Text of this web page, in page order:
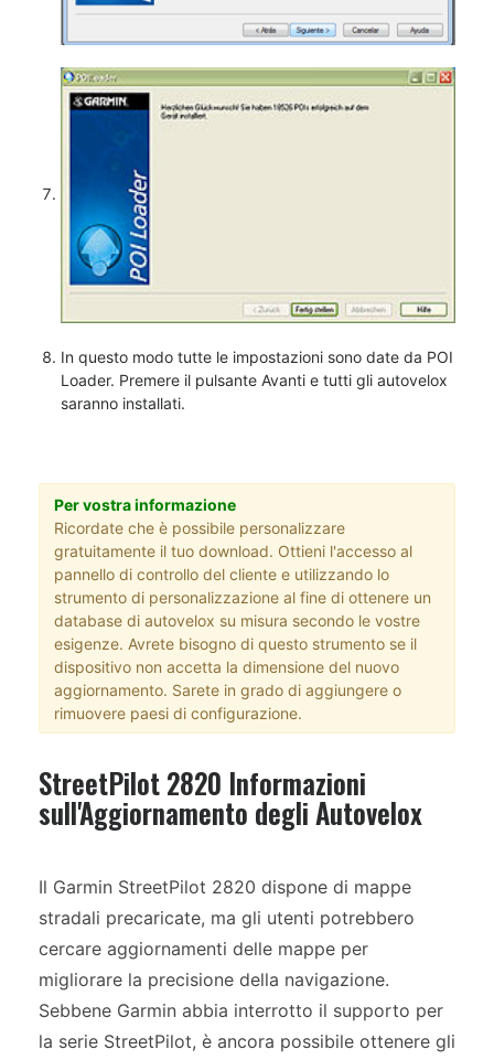
In questo modo tutte le impostazioni sono date da POI
Loader. Premere il pulsante Avanti e tutti gli autovelox
saranno installati.
Per vostra informazione
Ricordate che è possibile personalizzare
gratuitamente il tuo download. Ottieni l'accesso al
pannello di controllo del cliente e utilizzando lo
strumento di personalizzazione al fine di ottenere un
database di autovelox su misura secondo le vostre
esigenze. Avrete bisogno di questo strumento se il
dispositivo non accetta la dimensione del nuovo
aggiornamento. Sarete in grado di aggiungere o
rimuovere paesi di configurazione.
StreetPilot 2820 Informazioni
sull'Aggiornamento degli Autovelox
Il Garmin StreetPilot 2820 dispone di mappe
stradali precaricate, ma gli utenti potrebbero
cercare aggiornamenti delle mappe per
migliorare la precisione della navigazione.
Sebbene Garmin abbia interrotto il supporto per
la serie StreetPilot, è ancora possibile ottenere gli